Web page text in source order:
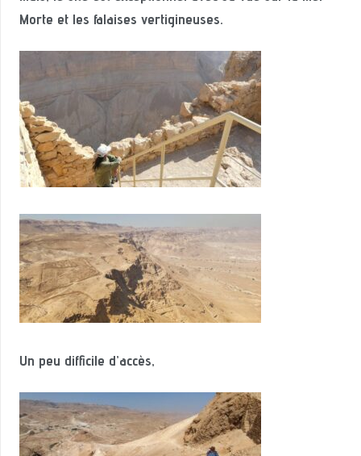
Morte et les falaises vertigineuses.
Un peu difficile d’accès,